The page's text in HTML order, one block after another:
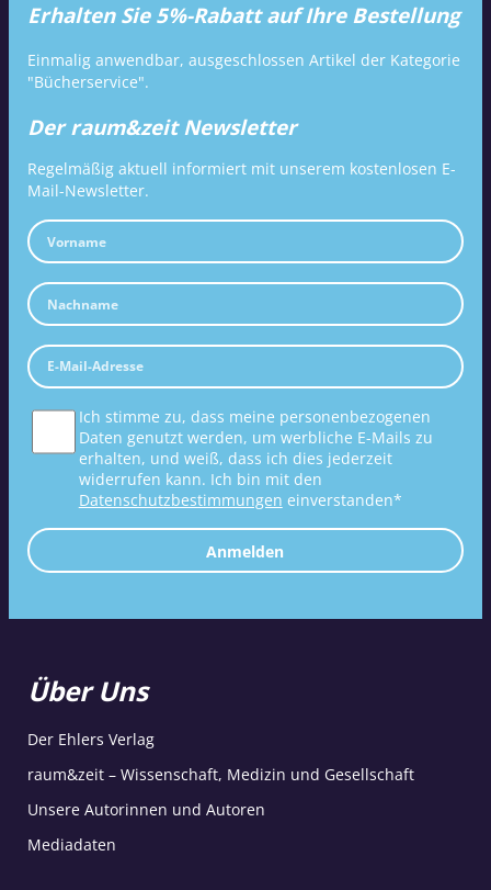
Erhalten Sie 5%-Rabatt auf Ihre Bestellung
Einmalig anwendbar, ausgeschlossen Artikel der Kategorie
"Bücherservice".
Der raum&zeit Newsletter
Regelmäßig aktuell informiert mit unserem kostenlosen E-
Mail-Newsletter.
Ich stimme zu, dass meine personenbezogenen
Daten genutzt werden, um werbliche E-Mails zu
erhalten, und weiß, dass ich dies jederzeit
widerrufen kann. Ich bin mit den
Datenschutzbestimmungen einverstanden*
Anmelden
Über Uns
Der Ehlers Verlag
raum&zeit – Wissenschaft, Medizin und Gesellschaft
Unsere Autorinnen und Autoren
Mediadaten